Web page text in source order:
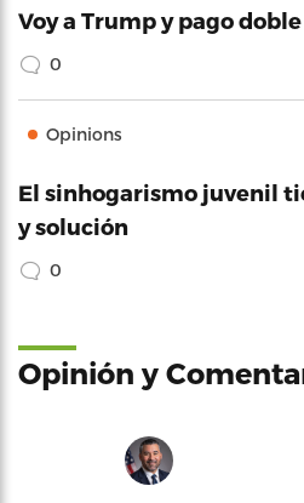
Voy a Trump y pago doble
0
Opinions
El sinhogarismo juvenil
y solución
0
Opinión y